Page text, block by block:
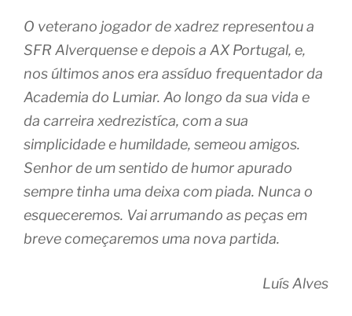
O veterano jogador de xadrez representou a
SFR Alverquense e depois a AX Portugal, e,
nos últimos anos era assíduo frequentador da
Academia do Lumiar. Ao longo da sua vida e
da carreira xedrezistíca, com a sua
simplicidade e humildade, semeou amigos.
Senhor de um sentido de humor apurado
sempre tinha uma deixa com piada. Nunca o
esqueceremos. Vai arrumando as peças em
breve começaremos uma nova partida.
Luís Alves